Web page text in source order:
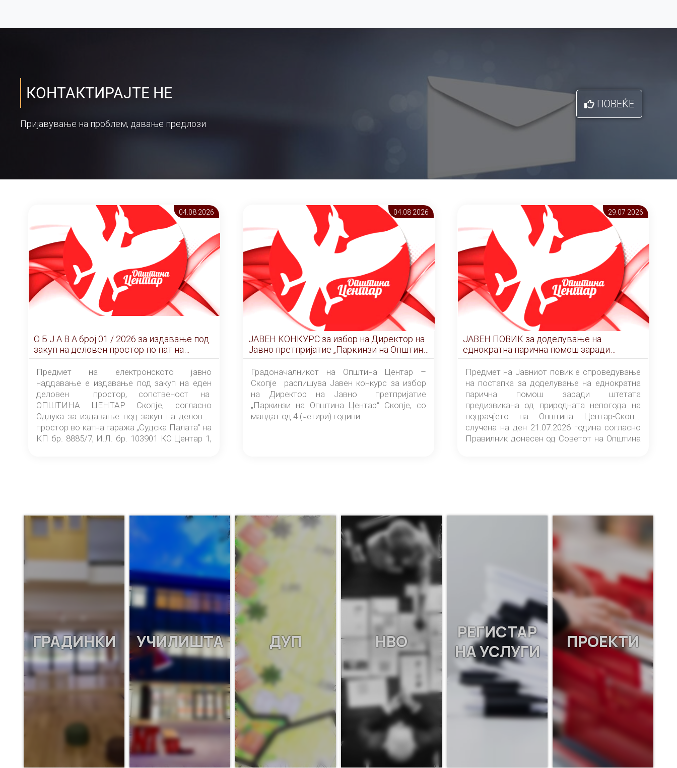
КОНТАКТИРАЈТЕ НЕ
Пријавување на проблем, давање предлози
ПОВЕЌЕ
04.08 2026
О Б Ј А В А брoj 01 / 2026 за издавање под
закуп на деловен простор по пат на
ЕЛЕКТРОНСКО ЈАВНО НАДДАВАЊЕ
Предмет на електронското јавно
наддавање е издавање под закуп на еден
деловен простор, сопственост на
ОПШТИНА ЦЕНТАР Скопје, согласно
Одлука за издавање под закуп на деловен
простор во катна гаража „Судска Палата” на
КП бр. 8885/7, И.Л. бр. 103901 КО Центар 1,
понудувач.
04.08 2026
ЈАВЕН КОНКУРС за избор на Директор на
Јавно претпријатие „Паркинзи на Општина
Центар“ – Скопје
Градоначалникот на Општина Центар –
Скопје распишува Јавен конкурс за избор
на Директор на Јавно претпријатие
„Паркинзи на Општина Центар“ Скопје, со
мандат од 4 (четири) години.
29.07 2026
ЈАВЕН ПОВИК за доделување на
еднократна парична помош заради
штетата предизвикана од природната
непогода на подрачјето на Општина
Центар-Скопје случена на ден 21.07.2026
година
Предмет на Јавниот повик е спроведување
на постапка за доделување на еднократна
парична помош заради штетата
предизвикана од природната непогода на
подрачјето на Општина Центар-Скопје
случена на ден 21.07.2026 година согласно
Правилник донесен од Советот на Општина
ГРАДИНКИ УЧИЛИШТА ДУП НВО
РЕГИСТАР
НА УСЛУГИ
ПРОЕКТИ